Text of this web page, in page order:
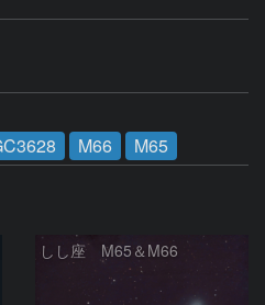
M66 M65
しし座 M65＆M66